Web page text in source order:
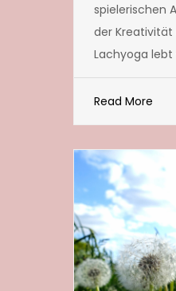
spielerischen
der Kreativität
Lachyoga
Read More